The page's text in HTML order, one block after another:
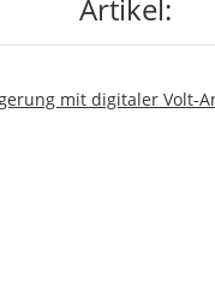
Artikel: